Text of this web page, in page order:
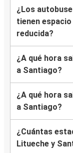
¿Los
tienen
reducida?
¿A qué hora
a Santiago?
¿A qué hora
a Santiago?
¿Cuántas
Litueche y